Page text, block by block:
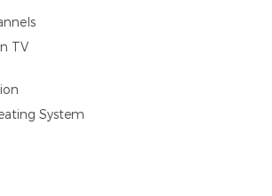
TV
System